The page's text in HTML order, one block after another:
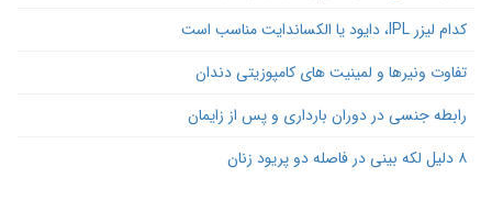
کدام لیزر IPL، دایود یا الکساندایت مناسب است
تفاوت ونیرها و لمینیت های کامپوزیتی دندان
رابطه جنسی در دوران بارداری و پس از زایمان
۸ دلیل لکه بینی در فاصله دو پریود زنان